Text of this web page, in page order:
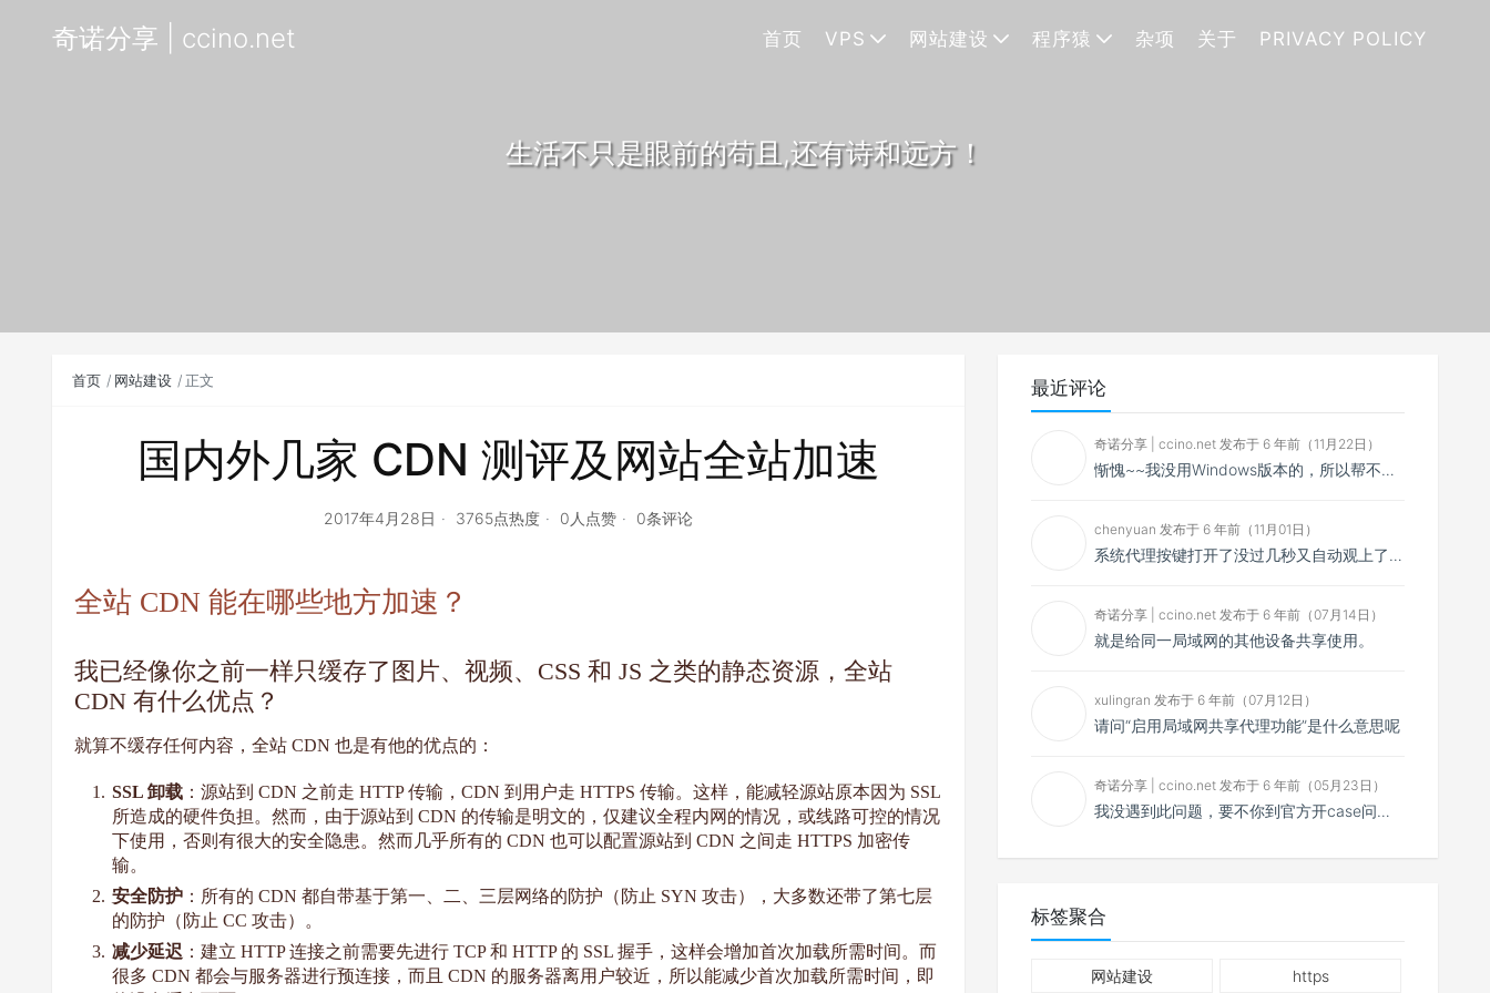
奇诺分享 | ccino.net 首页 VPS 网站建设 程序猿 杂项 关于 PRIVACY POLICY
生活不只是眼前的苟且,还有诗和远方！
首页 网站建设 正文
国内外几家 CDN 测评及网站全站加速
2017年4月28日 3765点热度 0人点赞 0条评论
全站 CDN 能在哪些地方加速？
我已经像你之前一样只缓存了图片、视频、CSS 和 JS 之类的静态资源，全站
CDN 有什么优点？
就算不缓存任何内容，全站 CDN 也是有他的优点的：
SSL 卸载 ：源站到 CDN 之前走 HTTP 传输，CDN 到用户走 HTTPS 传输。这样，能减轻源站原本因为 SSL
所造成的硬件负担。然而，由于源站到 CDN 的传输是明文的，仅建议全程内网的情况，或线路可控的情况
下使用，否则有很大的安全隐患。然而几乎所有的 CDN 也可以配置源站到 CDN 之间走 HTTPS 加密传
输。
安全防护 ：所有的 CDN 都自带基于第一、二、三层网络的防护（防止 SYN 攻击），大多数还带了第七层
的防护（防止 CC 攻击）。
减少延迟 ：建立 HTTP 连接之前需要先进行 TCP 和 HTTP 的 SSL 握手，这样会增加首次加载所需时间。而
很多 CDN 都会与服务器进行预连接，而且 CDN 的服务器离用户较近，所以能减少首次加载所需时间，即
最近评论
奇诺分享 | ccino.net 发布于 6 年前（11月22日）
惭愧~~我没用Windows版本的，所以帮不了你~~
chenyuan 发布于 6 年前（11月01日）
系统代理按键打开了没过几秒又自动观上了，导致一直打开不了，是什么问题呢？感谢大佬，请帮帮忙！谢谢！
奇诺分享 | ccino.net 发布于 6 年前（07月14日）
就是给同一局域网的其他设备共享使用。
xulingran 发布于 6 年前（07月12日）
请问“启用局域网共享代理功能”是什么意思呢
奇诺分享 | ccino.net 发布于 6 年前（05月23日）
我没遇到此问题，要不你到官方开case问问看？
标签聚合
网站建设 https